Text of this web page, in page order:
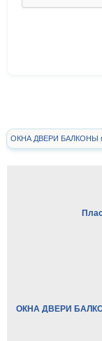
ОКНА ДВЕРИ БАЛКОНЫ
ОКНА ДВЕРИ